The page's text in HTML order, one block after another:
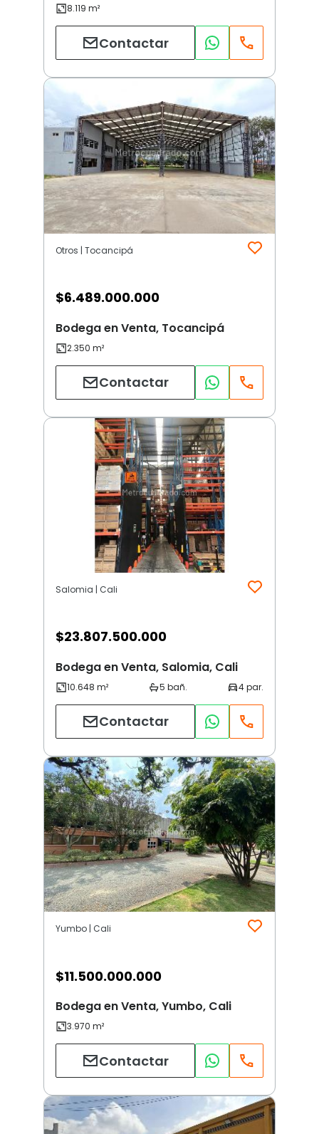
Contactar
Otros | Tocancipá
$6.489.000.000
Bodega en Venta, Tocancipá
Contactar
Salomia | Cali
$23.807.500.000
Bodega en Venta, Salomia, Cali
Contactar
Yumbo | Cali
$11.500.000.000
Bodega en Venta, Yumbo, Cali
Contactar